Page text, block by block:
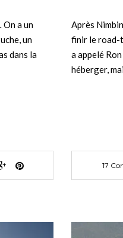
a un
un
dans la
Après
finir le road-
a appelé
héberger,
17